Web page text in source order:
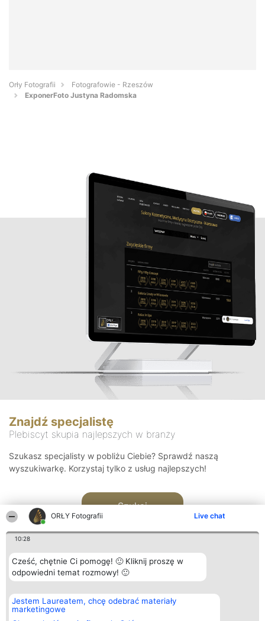
ORŁY Fotografii Live chat
10:28
Cześć, chętnie Ci pomogę! 🙂 Kliknij proszę w
odpowiedni temat rozmowy! 🙂
Jestem Laureatem, chcę odebrać materiały
marketingowe
Orły Fotografii
Fotografowie - Rzeszów
ExponerFoto Justyna Radomska
Znajdź specjalistę
Plebiscyt skupia najlepszych w branży
Szukasz specjalisty w pobliżu Ciebie? Sprawdź naszą
wyszukiwarkę. Korzystaj tylko z usług najlepszych!
Szukaj
Organizator plebiscytu
Bright Side Solutions sp. z o.
o. sp. k.
ul. Ruska 22
Plebiscyt
Laureaci
wszystkich
Kontakt
Kontakt